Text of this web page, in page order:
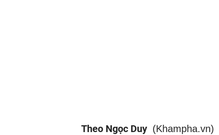
Theo Ngọc Duy (Khampha.vn)